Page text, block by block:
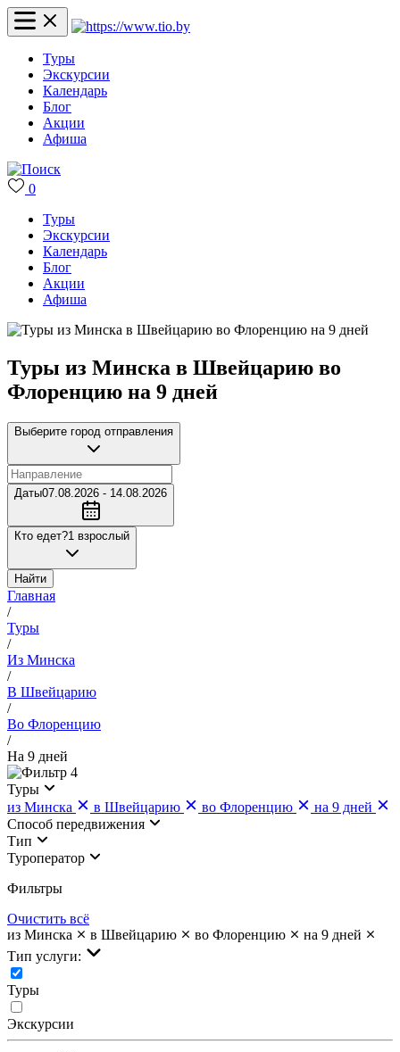
Туры
Экскурсии
Календарь
Блог
Акции
Афиша
0
Туры
Экскурсии
Календарь
Блог
Акции
Афиша
Туры из Минска в Швейцарию во
Флоренцию на 9 дней
Выберите город отправления
Даты07.08.2026 - 14.08.2026
Кто едет?1 взрослый
Найти
Главная
/
Туры
/
Из Минска
/
В Швейцарию
/
Во Флоренцию
/
На 9 дней
4
Туры
из Минска
в Швейцарию во Флоренцию
на 9 дней
Cпособ передвижения
Тип
Туроператор
Фильтры
Очистить всё
из Минска
в Швейцарию во Флоренцию
на 9 дней
Тип услуги:
Туры
Экскурсии